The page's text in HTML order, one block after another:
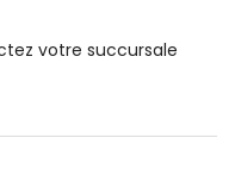
votre succursale